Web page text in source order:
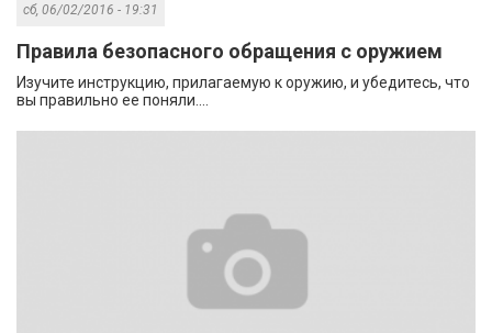
сб, 06/02/2016 - 19:31
Правила безопасного обращения с оружием
Изучите инструкцию, прилагаемую к оружию, и убедитесь, что
вы правильно ее поняли....